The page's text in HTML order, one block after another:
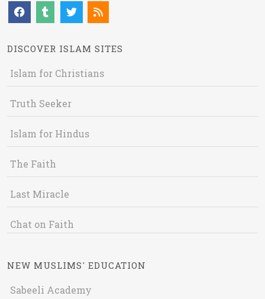
DISCOVER ISLAM SITES
Islam for Christians
Truth Seeker
Islam for Hindus
The Faith
Last Miracle
Chat on Faith
NEW MUSLIMS' EDUCATION
Sabeeli Academy